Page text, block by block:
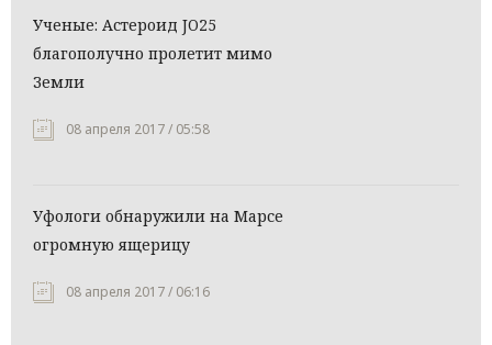
Ученые: Астероид JO25
благополучно пролетит мимо
Земли
08 апреля 2017 / 05:58
Уфологи обнаружили на Марсе
огромную ящерицу
08 апреля 2017 / 06:16